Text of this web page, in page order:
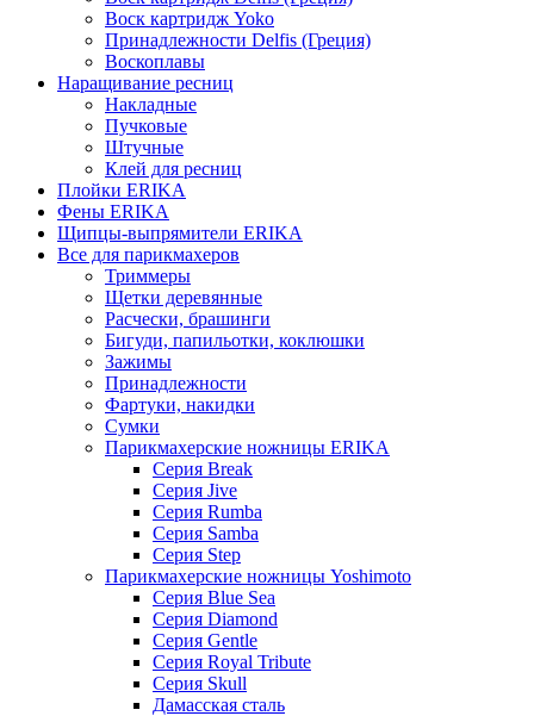
Воск картридж Yoko
Принадлежности Delfis (Греция)
Воскоплавы
Наращивание ресниц
Накладные
Пучковые
Штучные
Клей для ресниц
Плойки ERIKA
Фены ERIKA
Щипцы-выпрямители ERIKA
Все для парикмахеров
Триммеры
Щетки деревянные
Расчески, брашинги
Бигуди, папильотки, коклюшки
Зажимы
Принадлежности
Фартуки, накидки
Сумки
Парикмахерские ножницы ERIKA
Серия Break
Серия Jive
Серия Rumba
Серия Samba
Серия Step
Парикмахерские ножницы Yoshimoto
Серия Blue Sea
Серия Diamond
Серия Gentle
Серия Royal Tribute
Серия Skull
Дамасская сталь